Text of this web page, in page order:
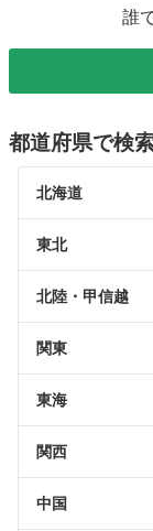
誰
都道府県で検
北海道
東北
北陸・甲信越
関東
東海
関西
中国